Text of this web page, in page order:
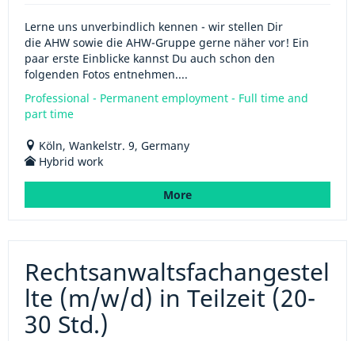
Lerne uns unverbindlich kennen - wir stellen Dir
die AHW sowie die AHW-Gruppe gerne näher vor! Ein
paar erste Einblicke kannst Du auch schon den
folgenden Fotos entnehmen....
Professional - Permanent employment - Full time and
part time
Köln, Wankelstr. 9, Germany
Hybrid work
More
Rechtsanwaltsfachangestel
lte (m/w/d) in Teilzeit (20-
30 Std.)